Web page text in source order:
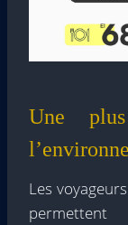
Une
Les